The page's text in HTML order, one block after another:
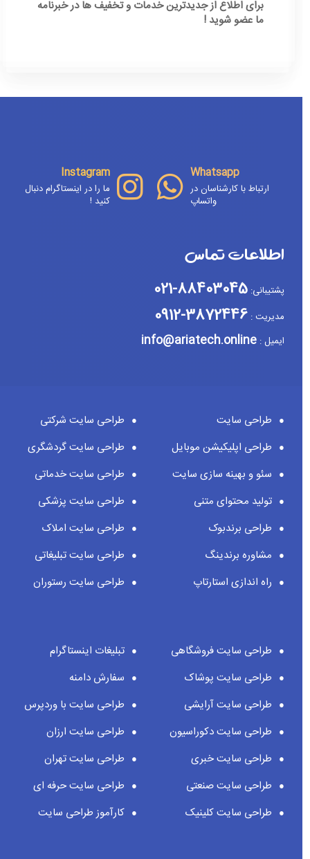
برای اطلاع از جدیدترین خدمات و تخفیف ها در خبرنامه
ما عضو شوید !
Whatsapp
ارتباط با کارشناسان در
واتساپ
Instagram
ما را در اینستاگرام دنبال
کنید !
اطلاعات تماس
پشتیبانی:88403045-021
مدیریت :3872446-0912
ایمیل :info@ariatech.online
تبلیغات اینستاگرام
سفارش دامنه
طراحی سایت با وردپرس
طراحی سایت ارزان
طراحی سایت تهران
طراحی سایت حرفه ای
کارآموز طراحی سایت
طراحی سایت فروشگاهی
طراحی سایت پوشاک
طراحی سایت آرایشی
طراحی سایت دکوراسیون
طراحی سایت خبری
طراحی سایت صنعتی
طراحی سایت کلینیک
طراحی سایت شرکتی
طراحی سایت گردشگری
طراحی سایت خدماتی
طراحی سایت پزشکی
طراحی سایت املاک
طراحی سایت تبلیغاتی
طراحی سایت رستوران
طراحی سایت
طراحی اپلیکیشن موبایل
سئو و بهینه سازی سایت
تولید محتوای متنی
طراحی برندبوک
مشاوره برندینگ
راه اندازی استارتاپ